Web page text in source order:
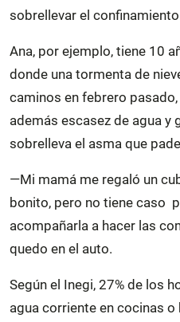
sobrellevar el
Ana, por ejemplo, tiene 10
donde una tormenta de
caminos en febrero
además escasez de agua y
sobrelleva el asma que
—Mi mamá me regaló un
bonito, pero no tiene caso
acompañarla a hacer las
quedo en el auto.
Según el Inegi, 27% de los
agua corriente en cocinas